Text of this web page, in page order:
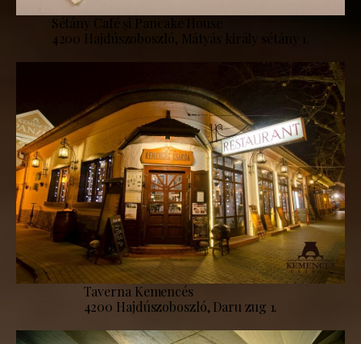
Sétány Café și Pancake House
4200 Hajdúszoboszló, Mátyás király sétány 1.
Taverna Kemencés
4200 Hajdúszoboszló, Daru zug 1.